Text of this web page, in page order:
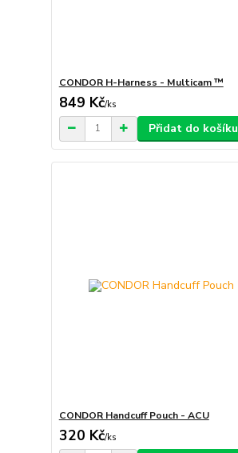
CONDOR H-Harness - Multicam ™
849 Kč/ks
Přidat do košíku
CONDOR Handcuff Pouch - ACU
320 Kč/ks